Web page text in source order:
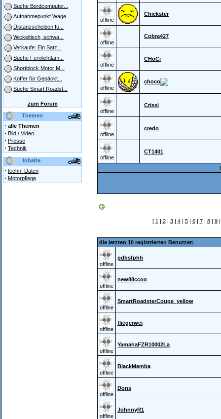
Suche Bordcomputer...
Aufnahmepunkt Wage...
Distanzscheiben fü...
Wickeltisch, schwa...
Verkaufe: Ein Satz...
Suche Fernlichtlam...
Shortblock Motor M...
Koffer für Gepäckt...
Suche Smart Roadst...
zum Forum
Themen
· alle Themen
· Bild / Video
· Presse
· Technik
Inhalte
· techn. Daten
· Motorpflege
offline
Chickster
offline
Cobra427
offline
CHoCi
offline
choco
offline
Crissi
offline
credo
offline
CT1401
[ 1 | 2| 3| 4| 5| 6| 7| 8| 9
die letzten 10 registrierten Benutzer:
offline
pdbsfphh
offline
new88ccoo
offline
SmartRoadsterCoupe_yellow
offline
fliegerwei
offline
YamahaFZR10002La
offline
BlackMamba
offline
Dons
offline
JohnnyR1